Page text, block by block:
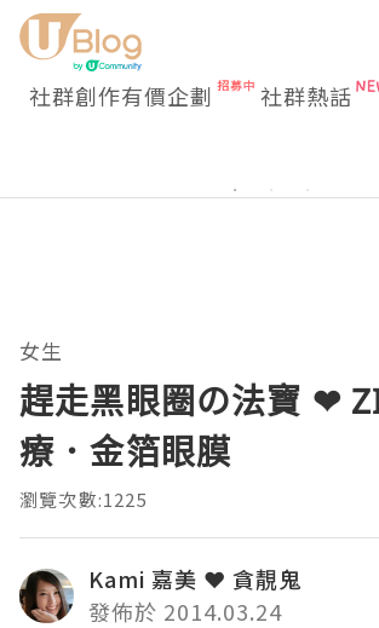
社群創作有價企劃 社群熱話
女生
趕走黑眼圈の法寶 ❤
療．金箔眼膜
瀏覽次數:1225
Kami 嘉美 ❤ 貪靚鬼
發佈於 2014.03.24